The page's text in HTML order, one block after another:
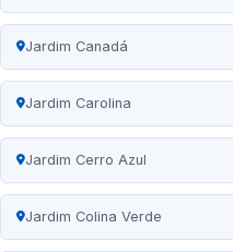
Jardim Canadá
Jardim Carolina
Jardim Cerro Azul
Jardim Colina Verde